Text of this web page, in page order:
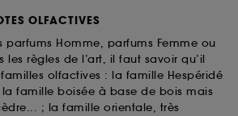
OLFACTIVES
parfums Homme, parfums Femme ou
les règles de l’art, il faut savoir qu’il
olfactives : la famille Hespéridé
famille boisée à base de bois mais
; la famille orientale, très